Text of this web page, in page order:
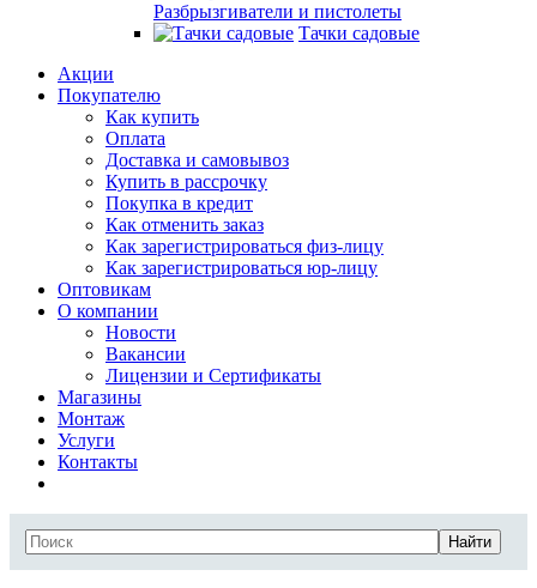
Разбрызгиватели и пистолеты
Тачки садовые
Акции
Покупателю
Как купить
Оплата
Доставка и самовывоз
Купить в рассрочку
Покупка в кредит
Как отменить заказ
Как зарегистрироваться физ-лицу
Как зарегистрироваться юр-лицу
Оптовикам
О компании
Новости
Вакансии
Лицензии и Сертификаты
Магазины
Монтаж
Услуги
Контакты
Найти